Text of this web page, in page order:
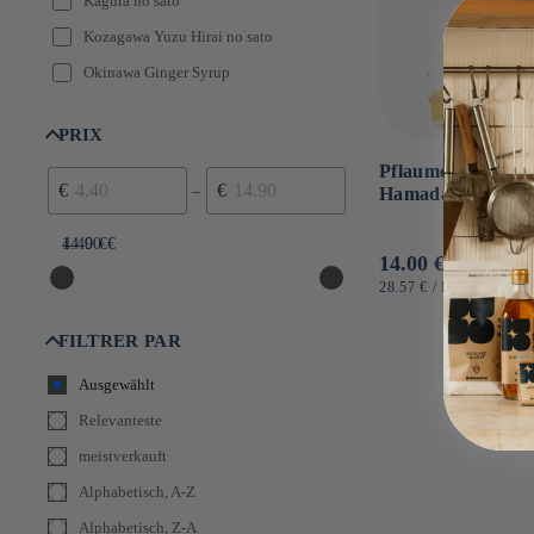
Kozagawa Yuzu Hirai no sato
Okinawa Ginger Syrup
PRIX
€ – €
4.40 €
14.90 €
FILTRER PAR
Ausgewählt
Relevanteste
meistverkauft
Alphabetisch, A-Z
Alphabetisch, Z-A
Pflaumensirup
Hamada ≤ 490 ml
Normaler
Preis
14.00 €
GRUNDPREIS
28.57 € / PRO
L